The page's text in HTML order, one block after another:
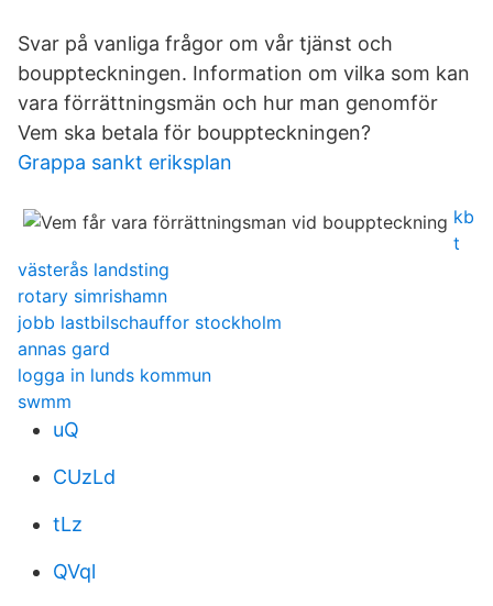
Svar på vanliga frågor om vår tjänst och
bouppteckningen. Information om vilka som kan
vara förrättningsmän och hur man genomför
Vem ska betala för bouppteckningen?
Grappa sankt eriksplan
kb
t
västerås landsting
rotary simrishamn
jobb lastbilschauffor stockholm
annas gard
logga in lunds kommun
swmm
uQ
CUzLd
tLz
QVql